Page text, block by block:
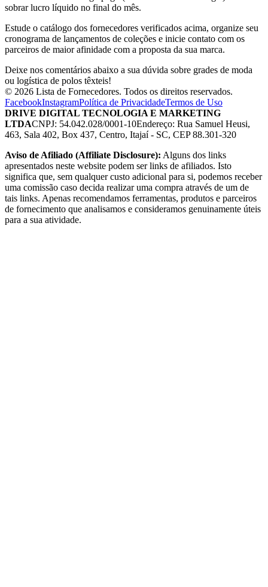
sobrar lucro líquido no final do mês.
Estude o catálogo dos fornecedores verificados acima, organize seu
cronograma de lançamentos de coleções e inicie contato com os
parceiros de maior afinidade com a proposta da sua marca.
Deixe nos comentários abaixo a sua dúvida sobre grades de moda
ou logística de polos têxteis!
© 2026 Lista de Fornecedores. Todos os direitos reservados.
FacebookInstagramPolítica de PrivacidadeTermos de Uso
DRIVE DIGITAL TECNOLOGIA E MARKETING
LTDACNPJ: 54.042.028/0001-10Endereço: Rua Samuel Heusi,
463, Sala 402, Box 437, Centro, Itajaí - SC, CEP 88.301-320
Aviso de Afiliado (Affiliate Disclosure): Alguns dos links
apresentados neste website podem ser links de afiliados. Isto
significa que, sem qualquer custo adicional para si, podemos receber
uma comissão caso decida realizar uma compra através de um de
tais links. Apenas recomendamos ferramentas, produtos e parceiros
de fornecimento que analisamos e consideramos genuinamente úteis
para a sua atividade.